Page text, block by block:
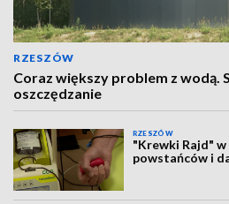
RZESZÓW
Coraz większy problem z wodą.
oszczędzanie
RZESZÓW
"Krewki Rajd" w
powstańców i